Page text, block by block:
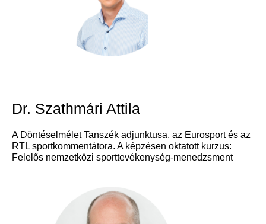
Dr. Szathmári Attila
A Döntéselmélet Tanszék adjunktusa, az Eurosport és az
RTL sportkommentátora. A képzésen oktatott kurzus:
Felelős nemzetközi sporttevékenység-menedzsment